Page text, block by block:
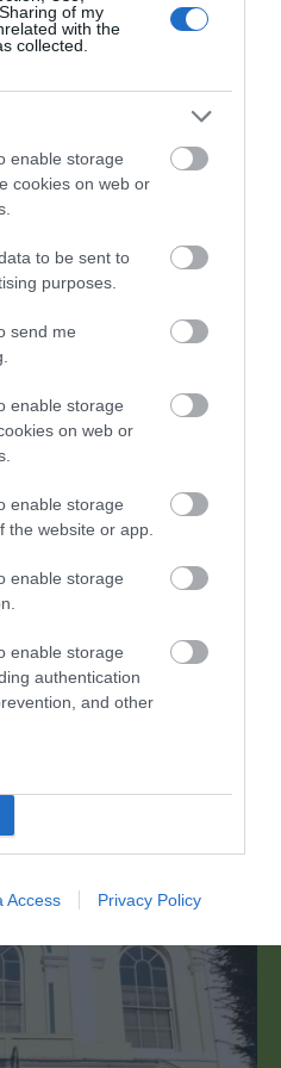
of my
with the
collected.
enable storage
cookies on web or
to be sent to
purposes.
send me
enable storage
on web or
enable storage
the website or app.
enable storage
enable storage
authentication
and other
Access Privacy Policy
Theatre
ffilm, rydym hefyd…